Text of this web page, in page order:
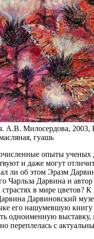
А.В. Милосердова, 2003,
гуашь
опыты ученых
и даже могут
ли об этом Эразм
Чарльза Дарвина и
в мире цветов?
Дарвиновский
его нашумевшую
одноименную выставку,
переплелась с